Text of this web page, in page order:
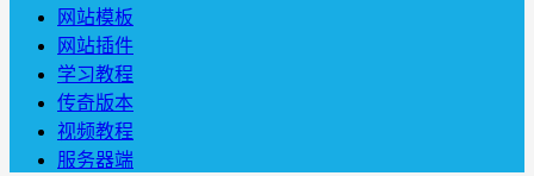
网站模板
网站插件
学习教程
传奇版本
视频教程
服务器端